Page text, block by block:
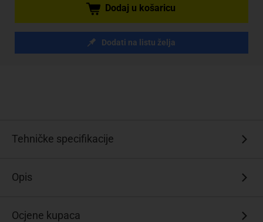
Dodaj u košaricu
Dodati na listu želja
Tehničke specifikacije
Opis
Ocjene kupaca